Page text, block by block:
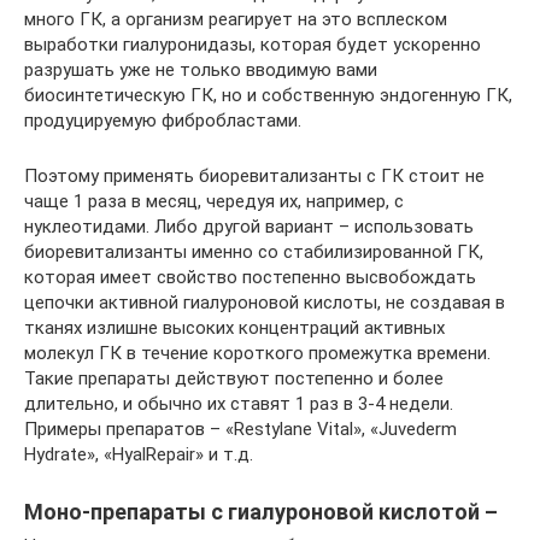
много ГК, а организм реагирует на это всплеском
выработки гиалуронидазы, которая будет ускоренно
разрушать уже не только вводимую вами
биосинтетическую ГК, но и собственную эндогенную ГК,
продуцируемую фибробластами.
Поэтому применять биоревитализанты с ГК стоит не
чаще 1 раза в месяц, чередуя их, например, с
нуклеотидами. Либо другой вариант – использовать
биоревитализанты именно со стабилизированной ГК,
которая имеет свойство постепенно высвобождать
цепочки активной гиалуроновой кислоты, не создавая в
тканях излишне высоких концентраций активных
молекул ГК в течение короткого промежутка времени.
Такие препараты действуют постепенно и более
длительно, и обычно их ставят 1 раз в 3-4 недели.
Примеры препаратов – «Restylane Vital», «Juvederm
Hydrate», «HyalRepair» и т.д.
Моно-препараты с гиалуроновой кислотой –